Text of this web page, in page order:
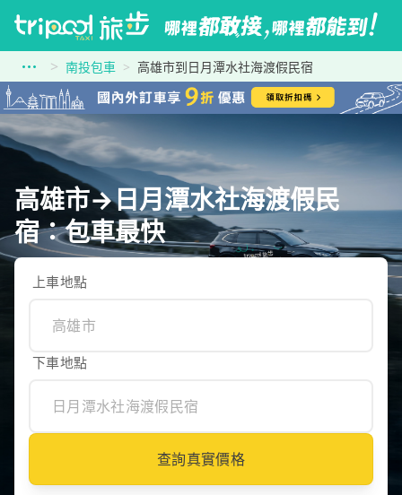
南投包車 高雄市到日月潭水社海渡假民宿
高雄市→日月潭水社海渡假民
宿：包車最快
上車地點
下車地點
查詢真實價格